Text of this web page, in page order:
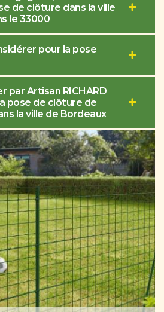
de clôture dans la ville
le 33000
pour la pose
par Artisan RICHARD
pose de clôture de
la ville de Bordeaux